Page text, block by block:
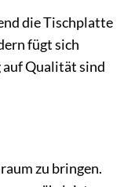
die Tischplatte
fügt sich
auf Qualität sind
zu bringen.